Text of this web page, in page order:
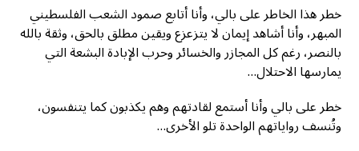
خطر هذا الخاطر على بالي، وأنا أتابع صمود الشعب الفلسطيني
المبهر، وأنا أشاهد إيمان لا يتزعزع ويقين مطلق بالحق، وثقة بالله
بالنصر، رغم كل المجازر والخسائر وحرب الإبادة البشعة التي
يمارسها الاحتلال…
خطر على بالي وأنا أستمع لقادتهم وهم يكذبون كما يتنفسون،
وتُنسف رواياتهم الواحدة تلو الأخرى…